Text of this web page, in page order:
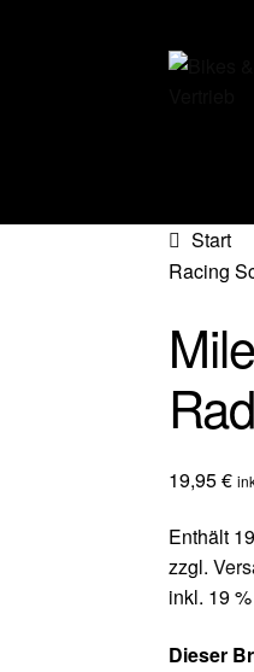
Zur
Zum
Start
Racing
19,95€
Enthält
zzgl.
inkl. 19
Dieser